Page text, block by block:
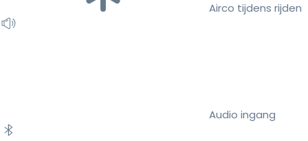
Airco tijdens rijden
Audio ingang